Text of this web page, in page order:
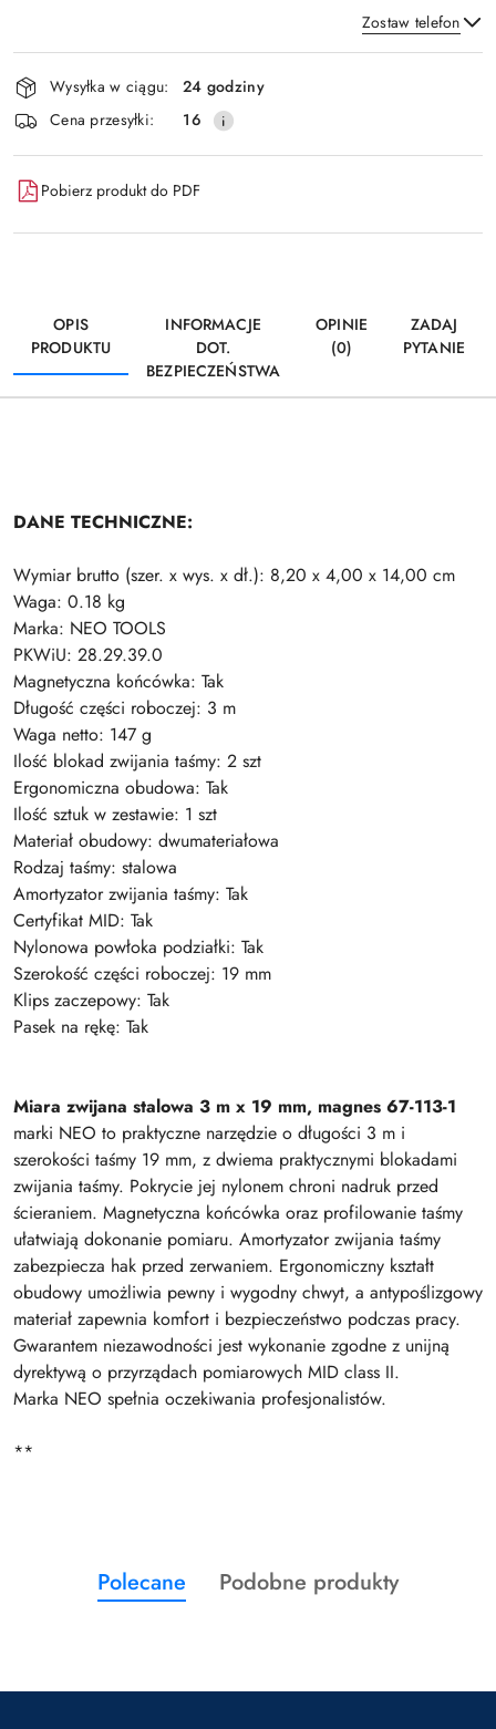
Zostaw telefon
Wyślij
Dostępność
i
dostawa
Wysyłka w ciągu:
24 godziny
Cena przesyłki:
16
Pobierz produkt do PDF
OPIS
PRODUKTU
INFORMACJE
DOT.
BEZPIECZEŃSTWA
OPINIE
(0)
ZADAJ
PYTANIE
DANE TECHNICZNE:
Wymiar brutto (szer. x wys. x dł.): 8,20 x 4,00 x 14,00 cm
Waga: 0.18 kg
Marka: NEO TOOLS
PKWiU: 28.29.39.0
Magnetyczna końcówka: Tak
Długość części roboczej: 3 m
Waga netto: 147 g
Ilość blokad zwijania taśmy: 2 szt
Ergonomiczna obudowa: Tak
Ilość sztuk w zestawie: 1 szt
Materiał obudowy: dwumateriałowa
Rodzaj taśmy: stalowa
Amortyzator zwijania taśmy: Tak
Certyfikat MID: Tak
Nylonowa powłoka podziałki: Tak
Szerokość części roboczej: 19 mm
Klips zaczepowy: Tak
Pasek na rękę: Tak
Miara zwijana stalowa 3 m x 19 mm, magnes 67-113-1
marki NEO to praktyczne narzędzie o długości 3 m i
szerokości taśmy 19 mm, z dwiema praktycznymi blokadami
zwijania taśmy. Pokrycie jej nylonem chroni nadruk przed
ścieraniem. Magnetyczna końcówka oraz profilowanie taśmy
ułatwiają dokonanie pomiaru. Amortyzator zwijania taśmy
zabezpiecza hak przed zerwaniem. Ergonomiczny kształt
obudowy umożliwia pewny i wygodny chwyt, a antypoślizgowy
materiał zapewnia komfort i bezpieczeństwo podczas pracy.
Gwarantem niezawodności jest wykonanie zgodne z unijną
dyrektywą o przyrządach pomiarowych MID class II.
Marka NEO spełnia oczekiwania profesjonalistów.
**
Pomiń karuzelę produktów
Produkty
o
Polecane
Produkty
Podobne produkty